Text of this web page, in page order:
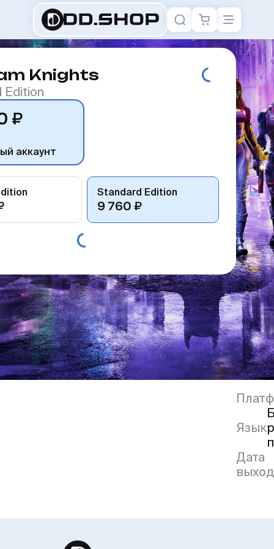
Knights
Edition
₽
аккаунт
Standard Edition
9 760 ₽
Язык
Дата